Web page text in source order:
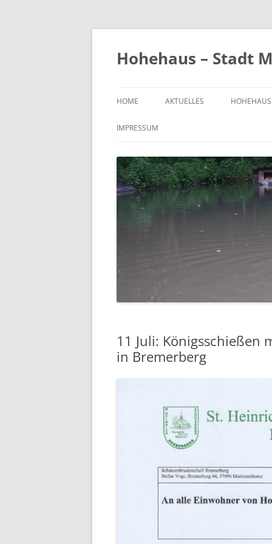
Zum
springen
Hohehaus – Stadt
HOME AKTUELLES HOHEHAUS
ORTS-
1989
BILDER
FRIEDHOF
SCHULE
IMPRESSUM
11 Juli: Königsschießen
in Bremerberg